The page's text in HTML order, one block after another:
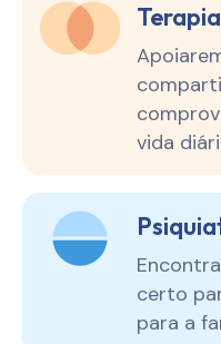
Terapia
vida
certo
para a